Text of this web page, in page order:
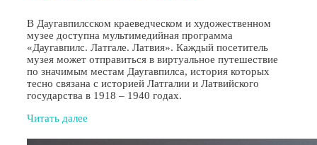
В Даугавпилсском краеведческом и художественном
музее доступна мультимедийная программа
«Даугавпилс. Латгале. Латвия». Каждый посетитель
музея может отправиться в виртуальное путешествие
по значимым местам Даугавпилса, история которых
тесно связана с историей Латгалии и Латвийского
государства в 1918 – 1940 годах.
Читать далее